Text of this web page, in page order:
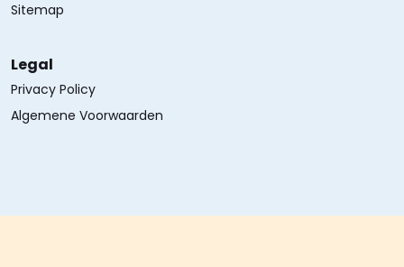
Sitemap
Legal
Privacy Policy
Algemene Voorwaarden